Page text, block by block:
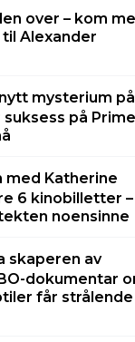
over – kom
Alexander
mysterium på
på Prime
med Katherine
6 kinobilletter –
noensinne
skaperen av
dokumentar
får strålende